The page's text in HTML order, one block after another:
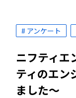
# アンケート
ニフティエ
ティのエン
ました〜